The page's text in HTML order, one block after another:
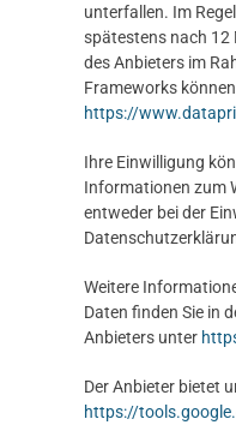
unterfallen. Im
spätestens nach 12
des Anbieters im
Frameworks
https://
Ihre Einwilligung
Informationen zum
entweder bei der
Weitere
Daten finden Sie in
Anbieters unter
Der Anbieter bietet
https://